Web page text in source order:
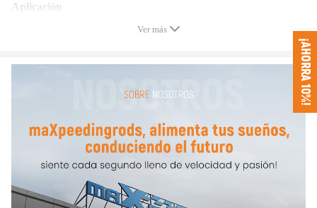
Aplicación
Compatible para Triumph TR5 TR250 GT6 TR6 late model
Distancia entre los dos centros:146.05mm
Diámetro de la punta pequeña: 20.63mm
Anchura de la punta grande:XX
Anchura de la punta pequeña:XX
Nota: motor deRe-bore se necesita ser apto for TR250/TR5
Ver más
¡AHORRA 10%!